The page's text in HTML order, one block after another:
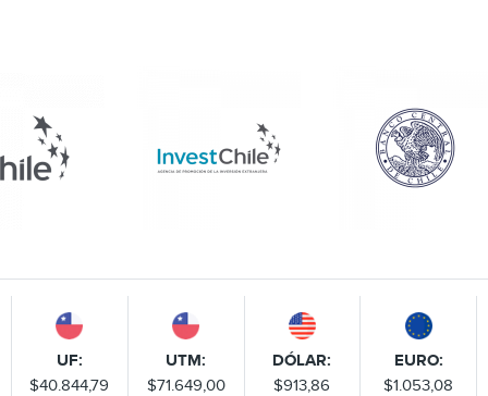
UF:
$40.844,79
UTM:
$71.649,00
DÓLAR:
$913,86
EURO:
$1.053,08